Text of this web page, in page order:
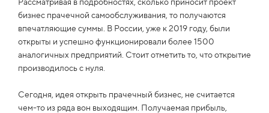
бизнес прачечной самообслуживания, то получаются
впечатляющие суммы. В России, уже к 2019 году, были
открыты и успешно функционировали более 1500
аналогичных предприятий. Стоит отметить то, что открытие
производилось с нуля.
Сегодня, идея открыть прачечный бизнес, не считается
чем-то из ряда вон выходящим. Получаемая прибыль,